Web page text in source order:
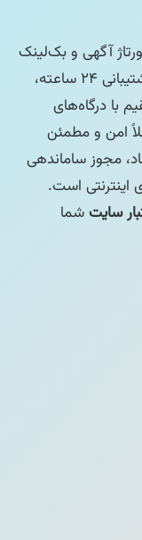
آگهی و بک‌لینک
از معتبرترین سایت‌های ایرانی است. با پشتیبانی ۲۴ ساعته،
با درگاه‌های
امن و مطمئن
مجوز ساماندهی
است.
سایتشما